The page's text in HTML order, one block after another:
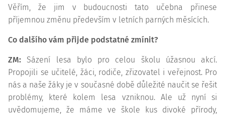
Věřím, že jim v budoucnosti tato učebna přinese
příjemnou změnu především v letních parných měsících.
Co dalšího vám přijde podstatné zmínit?
ZM: Sázení lesa bylo pro celou školu úžasnou akcí.
Propojili se učitelé, žáci, rodiče, zřizovatel i veřejnost. Pro
nás a naše žáky je v současné době důležité naučit se řešit
problémy, které kolem lesa vzniknou. Ale už nyní si
uvědomujeme, že máme ve škole kus divoké přírody,